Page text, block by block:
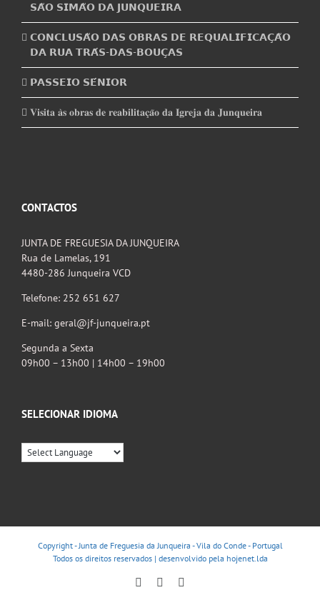
𝗦𝗔̃𝗢 𝗦𝗜𝗠𝗔̃𝗢 𝗗𝗔 𝗝𝗨𝗡𝗤𝗨𝗘𝗜𝗥𝗔
𝗖𝗢𝗡𝗖𝗟𝗨𝗦𝗔̃𝗢 𝗗𝗔𝗦 𝗢𝗕𝗥𝗔𝗦 𝗗𝗘 𝗥𝗘𝗤𝗨𝗔𝗟𝗜𝗙𝗜𝗖𝗔𝗖̧𝗔̃𝗢
𝗗𝗔 𝗥𝗨𝗔 𝗧𝗥𝗔́𝗦-𝗗𝗔𝗦-𝗕𝗢𝗨𝗖̧𝗔𝗦
𝗣𝗔𝗦𝗦𝗘𝗜𝗢 𝗦𝗘́𝗡𝗜𝗢𝗥
𝐕𝐢𝐬𝐢𝐭𝐚 𝐚̀𝐬 𝐨𝐛𝐫𝐚𝐬 𝐝𝐞 𝐫𝐞𝐚𝐛𝐢𝐥𝐢𝐭𝐚𝐜̧𝐚̃𝐨 𝐝𝐚 𝐈𝐠𝐫𝐞𝐣𝐚 𝐝𝐚 𝐉𝐮𝐧𝐪𝐮𝐞𝐢𝐫𝐚
CONTACTOS
JUNTA DE FREGUESIA DA JUNQUEIRA
Rua de Lamelas, 191
4480-286 Junqueira VCD
Telefone: 252 651 627
E-mail: geral@jf-junqueira.pt
Segunda a Sexta
09h00 – 13h00 | 14h00 – 19h00
SELECIONAR IDIOMA
Copyright - Junta de Freguesia da Junqueira - Vila do Conde - Portugal
Todos os direitos reservados | desenvolvido pela hojenet.lda
FacebookInstagram